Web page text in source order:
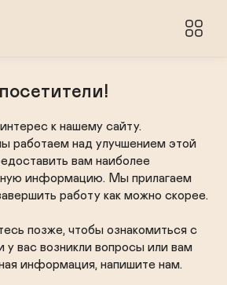
к нашему сайту.
работаем над улучшением этой
вам наиболее
информацию. Мы прилагаем
работу как можно скорее.
позже, чтобы ознакомиться с
у вас возникли вопросы или вам
информация, напишите нам.